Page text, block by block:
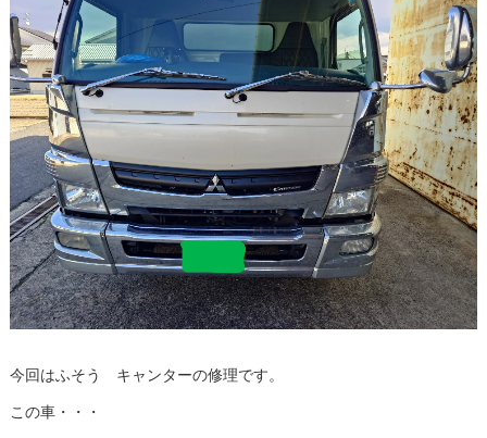
今回はふそう キャンターの修理です。
この車・・・